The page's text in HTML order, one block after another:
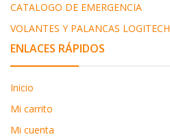
CATALOGO DE EMERGENCIA
VOLANTES Y PALANCAS LOGITECH
ENLACES RÁPIDOS
Inicio
Mi carrito
Mi cuenta